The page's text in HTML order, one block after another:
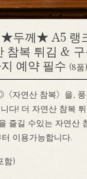
★두께★ A5 랭
참복 튀김 &
예약 필수 (8품)
자연산 참복〉을, 풍
다! 더 자연산 참복
즐길 수있는 자연산
이용가능합니다.
함)